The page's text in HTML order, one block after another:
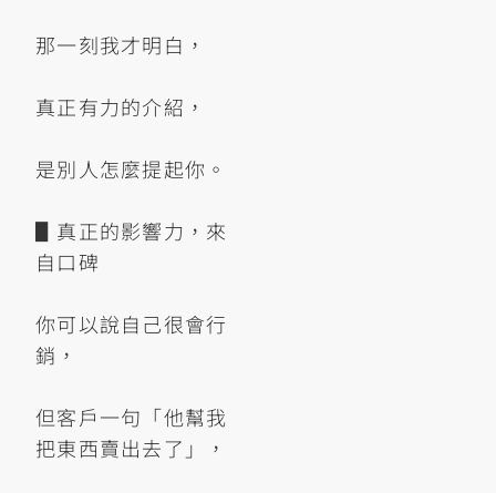
那一刻我才明白，
真正有力的介紹，
是別人怎麼提起你。
▋真正的影響力，來
自口碑
你可以說自己很會行
銷，
但客戶一句「他幫我
把東西賣出去了」，